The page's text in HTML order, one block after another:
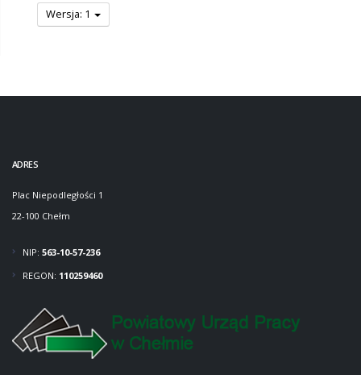
Wersja: 1
ADRES
Plac Niepodległości 1
22-100 Chełm
NIP: 563-10-57-236
REGON: 110259460